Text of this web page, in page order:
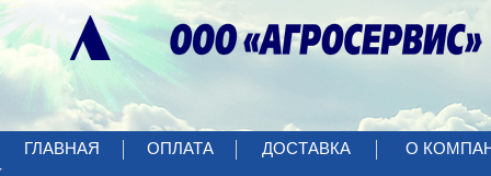
ГЛАВНАЯ ОПЛАТА ДОСТАВКА О